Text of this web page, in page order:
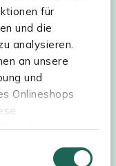
für
und die
analysieren.
an unsere
und
Onlineshops
weiteren
Nutzung der